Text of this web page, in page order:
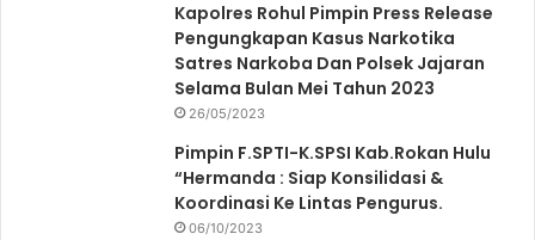
Kapolres Rohul Pimpin Press Release
Pengungkapan Kasus Narkotika
Satres Narkoba Dan Polsek Jajaran
Selama Bulan Mei Tahun 2023
26/05/2023
Pimpin F.SPTI-K.SPSI Kab.Rokan Hulu
“Hermanda : Siap Konsilidasi &
Koordinasi Ke Lintas Pengurus.
06/10/2023